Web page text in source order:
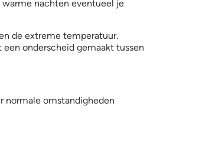
nachten eventueel je
de extreme temperatuur.
onderscheid gemaakt tussen
normale omstandigheden